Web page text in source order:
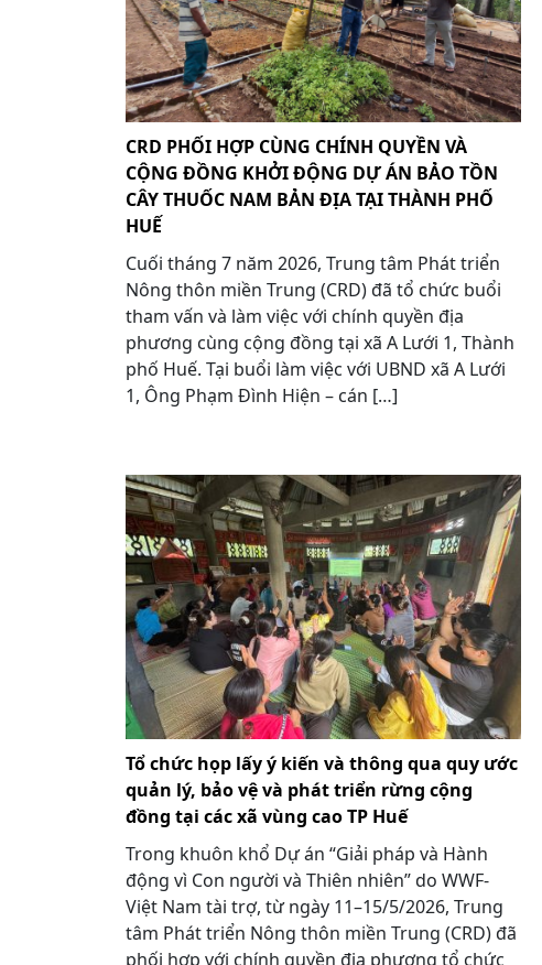
CRD PHỐI HỢP CÙNG CHÍNH QUYỀN VÀ
CỘNG ĐỒNG KHỞI ĐỘNG DỰ ÁN BẢO TỒN
CÂY THUỐC NAM BẢN ĐỊA TẠI THÀNH PHỐ
HUẾ
Cuối tháng 7 năm 2026, Trung tâm Phát triển
Nông thôn miền Trung (CRD) đã tổ chức buổi
tham vấn và làm việc với chính quyền địa
phương cùng cộng đồng tại xã A Lưới 1, Thành
phố Huế. Tại buổi làm việc với UBND xã A Lưới
1, Ông Phạm Đình Hiện – cán […]
Tổ chức họp lấy ý kiến và thông qua quy ước
quản lý, bảo vệ và phát triển rừng cộng
đồng tại các xã vùng cao TP Huế
Trong khuôn khổ Dự án “Giải pháp và Hành
động vì Con người và Thiên nhiên” do WWF-
Việt Nam tài trợ, từ ngày 11–15/5/2026, Trung
tâm Phát triển Nông thôn miền Trung (CRD) đã
phối hợp với chính quyền địa phương tổ chức